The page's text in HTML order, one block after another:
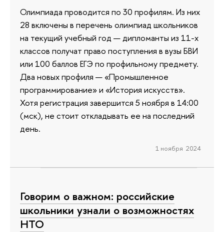
Олимпиада проводится по 30 профилям. Из них
28 включены в перечень олимпиад школьников
на текущий учебный год — дипломанты из 11-х
классов получат право поступления в вузы БВИ
или 100 баллов ЕГЭ по профильному предмету.
Два новых профиля — «Промышленное
программирование» и «История искусств».
Хотя регистрация завершится 5 ноября в 14:00
(мск), не стоит откладывать ее на последний
день.
1 ноября 2024
Говорим о важном: российские
школьники узнали о возможностях
НТО